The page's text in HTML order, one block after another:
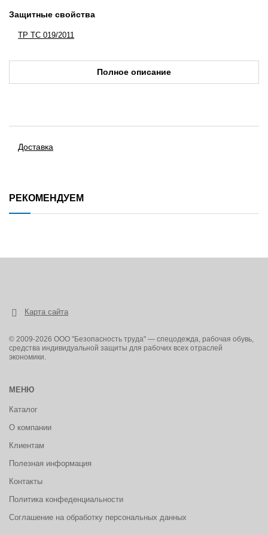
Защитные свойства
ТР ТС 019/2011
Полное описание
Доставка
РЕКОМЕНДУЕМ
Карта сайта
© 2009-2026 ООО "Безопасность труда" — спецодежда, рабочая обувь,
средства индивидуальной защиты для рабочих всех отраслей
экономики.
МЕНЮ
Каталог
О компании
Клиентам
Полезная информация
Контакты
Политика конфеденциальности
Соглашение на обработку персональных данных